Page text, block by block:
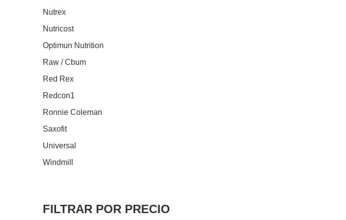
Nutrex
Nutricost
Optimun Nutrition
Raw / Cbum
Red Rex
Redcon1
Ronnie Coleman
Saxofit
Universal
Windmill
FILTRAR POR PRECIO